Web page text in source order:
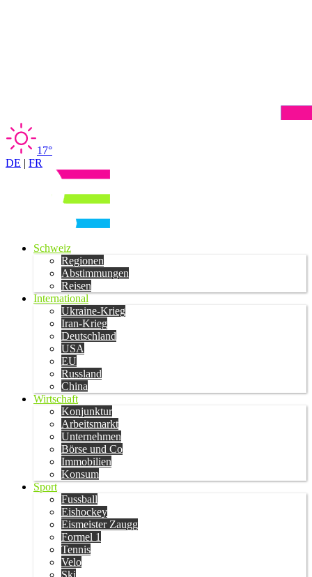
17°
DE | FR
Schweiz
Regionen
Abstimmungen
Reisen
International
Ukraine-Krieg
Iran-Krieg
Deutschland
USA
EU
Russland
China
Wirtschaft
Konjunktur
Arbeitsmarkt
Unternehmen
Börse und Co
Immobilien
Konsum
Sport
Fussball
Eishockey
Eismeister Zaugg
Formel 1
Tennis
Velo
Ski